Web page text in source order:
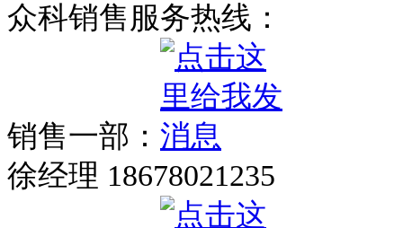
众科销售服务热线：
销售一部：
徐经理 18678021235